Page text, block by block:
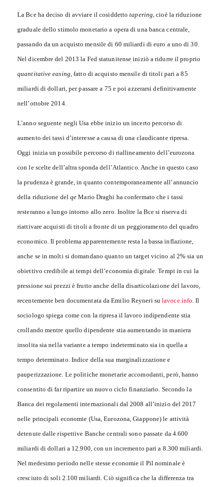
La Bce ha deciso di avviare il cosiddettotapering, cioè la riduzione
graduale dello stimolo monetario a opera di una banca centrale,
passando da un acquisto mensile di 60 miliardi di euro a uno di 30.
Nel dicembre del 2013 la Fed statunitense iniziò a ridurre il proprio
quantitative easing, fatto di acquisto mensile di titoli pari a 85
miliardi di dollari, per passare a 75 e poi azzerarsi definitivamente
nell’ottobre 2014.
L’anno seguente negli Usa ebbe inizio un incerto percorso di
aumento dei tassi d’interesse a causa di una claudicante ripresa.
Oggi inizia un possibile percorso di riallineamento dell’eurozona
con le scelte dell’altra sponda dell’Atlantico. Anche in questo caso
la prudenza è grande, in quanto contemporaneamente all’annuncio
della riduzione del qe Mario Draghi ha confermato che i tassi
resteranno a lungo intorno allo zero. Inoltre la Bce si riserva di
riattivare acquisti di titoli a fronte di un peggioramento del quadro
economico. Il problema apparentemente resta la bassa inflazione,
anche se in molti si domandano quanto un target vicino al 2% sia un
obiettivo credibile ai tempi dell’economia digitale. Tempi in cui la
pressione sui prezzi è frutto anche della disarticolazione del lavoro,
recentemente ben documentata da Emilio Reyneri sulavoce.info. Il
sociologo spiega come con la ripresa il lavoro indipendente stia
crollando mentre quello dipendente stia aumentando in maniera
insolita sia nella variante a tempo indeterminato sia in quella a
tempo determinato. Indice della sua marginalizzazione e
pauperizzazione. Le politiche monetarie accomodanti, però, hanno
consentito di far ripartire un nuovo ciclo finanziario. Secondo la
Banca dei regolamenti internazionali dal 2008 all’inizio del 2017
nelle principali economie (Usa, Eurozona, Giappone) le attività
detenute dalle rispettive Banche centrali sono passate da 4.600
miliardi di dollari a 12.900, con un incremento pari a 8.300 miliardi.
Nel medesimo periodo nelle stesse economie il Pil nominale è
cresciuto di soli 2.100 miliardi. Ciò significa che la differenza tra